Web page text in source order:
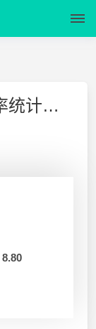
东北大学 2016-2017(1)概率统计试卷B及答案
8.80